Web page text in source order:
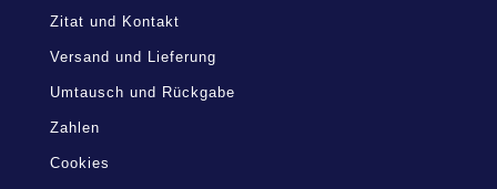
Zitat und Kontakt
Versand und Lieferung
Umtausch und Rückgabe
Zahlen
Cookies